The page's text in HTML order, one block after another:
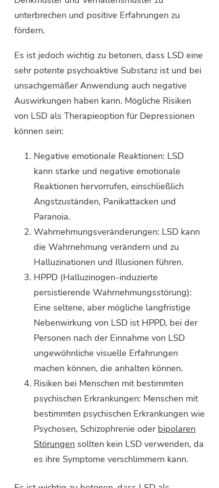
unterbrechen und positive Erfahrungen zu
fördern.
Es ist jedoch wichtig zu betonen, dass LSD eine
sehr potente psychoaktive Substanz ist und bei
unsachgemäßer Anwendung auch negative
Auswirkungen haben kann. Mögliche Risiken
von LSD als Therapieoption für Depressionen
können sein:
Negative emotionale Reaktionen: LSD
kann starke und negative emotionale
Reaktionen hervorrufen, einschließlich
Angstzuständen, Panikattacken und
Paranoia.
Wahrnehmungsveränderungen: LSD kann
die Wahrnehmung verändern und zu
Halluzinationen und Illusionen führen.
HPPD (Halluzinogen-induzierte
persistierende Wahrnehmungsstörung):
Eine seltene, aber mögliche langfristige
Nebenwirkung von LSD ist HPPD, bei der
Personen nach der Einnahme von LSD
ungewöhnliche visuelle Erfahrungen
machen können, die anhalten können.
Risiken bei Menschen mit bestimmten
psychischen Erkrankungen: Menschen mit
bestimmten psychischen Erkrankungen wie
Psychosen, Schizophrenie oder bipolaren
Störungen sollten kein LSD verwenden, da
es ihre Symptome verschlimmern kann.